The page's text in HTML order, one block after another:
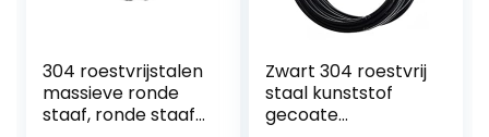
304 roestvrijstalen
massieve ronde
staaf, ronde staaf,
Zwart 304 roestvrij
staal kunststof
gecoate